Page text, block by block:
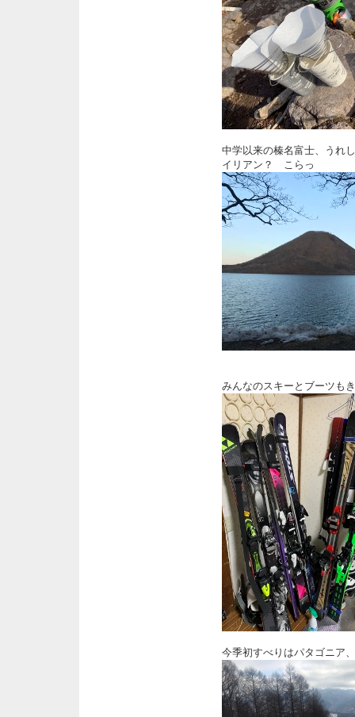
中学以来の榛名富士、うれ
イリアン？ こらっ
みんなのスキーとブーツも
今季初すべりはパタゴニア